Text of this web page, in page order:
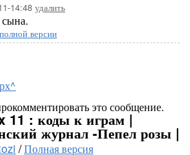
14:48 удалить
версии
это сообщение.
11 : коды к играм |
журнал -Пепел розы |
/Полная версия